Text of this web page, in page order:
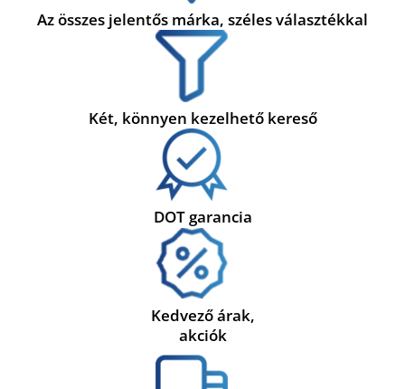
Az összes jelentős márka, széles választékkal
Két, könnyen kezelhető kereső
DOT garancia
Kedvező árak,
akciók